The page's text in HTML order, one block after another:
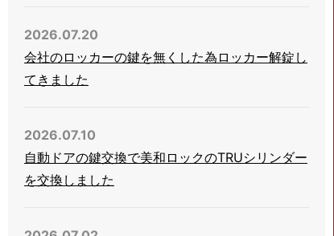
2026.07.20
会社のロッカーの鍵を無くした為ロッカー解錠し
てきました
2026.07.10
自動ドアの鍵交換で美和ロックのTRUシリンダー
を交換しました